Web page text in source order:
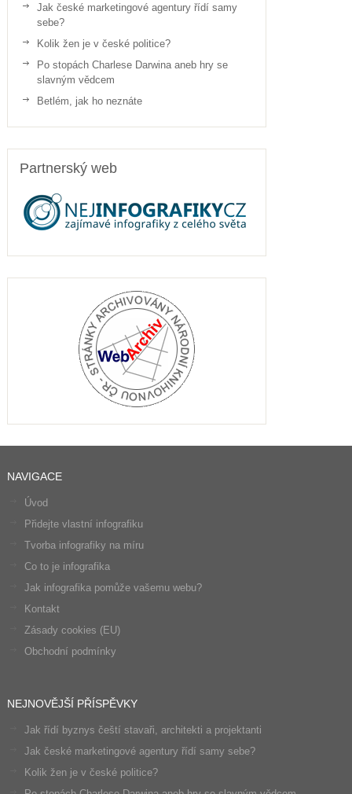
Jak české marketingové agentury řídí samy
sebe?
Kolik žen je v české politice?
Po stopách Charlese Darwina aneb hry se
slavným vědcem
Betlém, jak ho neznáte
Partnerský web
NAVIGACE
Úvod
Přidejte vlastní infografiku
Tvorba infografiky na míru
Co to je infografika
Jak infografika pomůže vašemu webu?
Kontakt
Zásady cookies (EU)
Obchodní podmínky
NEJNOVĚJŠÍ PŘÍSPĚVKY
Jak řídí byznys čeští stavaři, architekti a projektanti
Jak české marketingové agentury řídí samy sebe?
Kolik žen je v české politice?